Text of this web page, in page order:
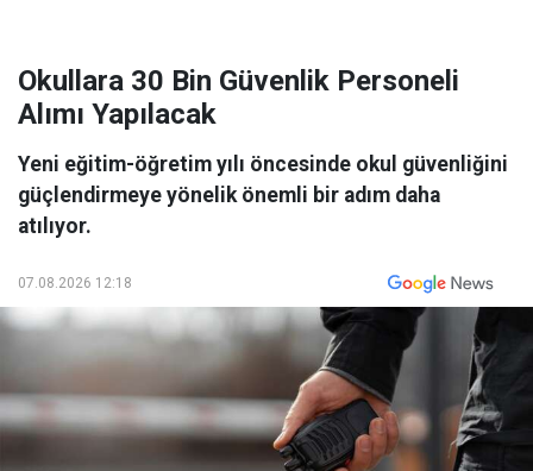
Okullara 30 Bin Güvenlik Personeli
Alımı Yapılacak
Yeni eğitim-öğretim yılı öncesinde okul güvenliğini
güçlendirmeye yönelik önemli bir adım daha
atılıyor.
07.08.2026 12:18